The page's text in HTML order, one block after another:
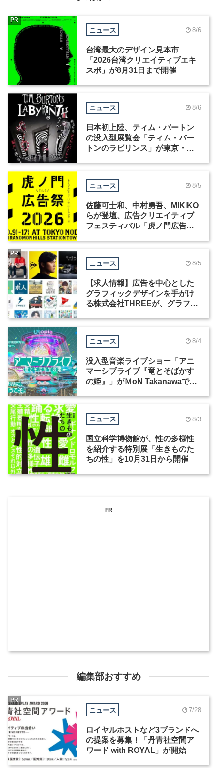
ニュース 8/6
台湾最大のデザイン見本市
「2026台湾クリエイティブエキ
スポ」が8月31日まで開催
PR
ニュース 8/6
日本初上陸、ティム・バートン
の没入型展覧会「ティム・バー
トンのラビリンス」が東京・豊
ニュース 8/5
佐藤可士和、中村勇吾、MIKIKO
らが登壇、広告クリエイティブ
フェスティバル「虎ノ門広告
ニュース 8/5
【求人情報】広告を中心とした
グラフィックデザインを手がけ
る株式会社THREEが、グラフィ
PR
ニュース 8/4
没入型音楽ライブショー「アニ
マーシブライブ『竜とそばかす
の姫』」がＭoN Takanawaで開
ニュース 8/3
国立科学博物館が、性の多様性
を紹介する特別展「生きものた
ちの性」を10月31日から開催
PR
編集部おすすめ
ニュース 7/28
ロイヤルホストなど3ブランドへ
の提案を募集！「丹青社空間ア
ワード with ROYAL」が開始
PR